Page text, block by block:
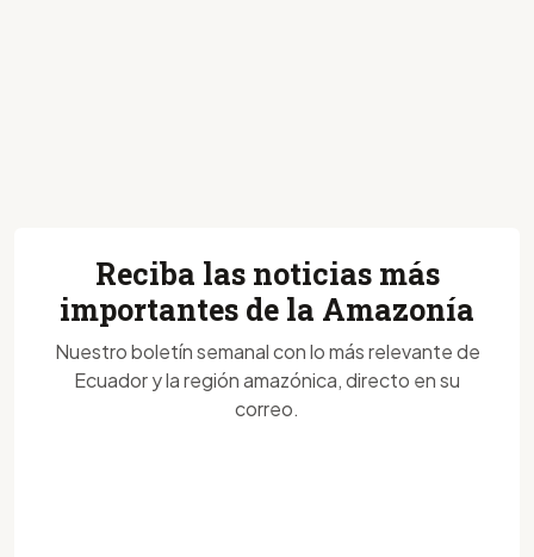
Reciba las noticias más
importantes de la Amazonía
Nuestro boletín semanal con lo más relevante de
Ecuador y la región amazónica, directo en su
correo.